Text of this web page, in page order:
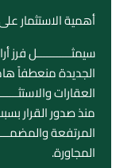
أهمية الاستثمار
سيمثـــــــــــل
الجديدة منعطفاً هاماً
العقارات
منذ صدور القرار بسبب
المرتفعة
المجاورة.